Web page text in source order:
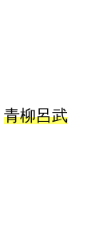
青柳呂武